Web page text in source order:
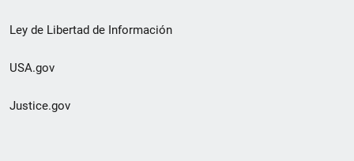
Ley de Libertad de Información
USA.gov
Justice.gov